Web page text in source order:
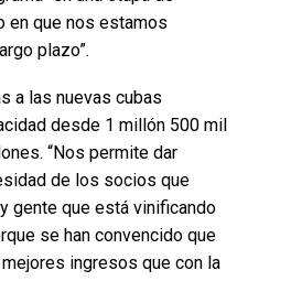
en que nos estamos
plazo”.
a las nuevas cubas
desde 1 millón 500 mil
“Nos permite dar
de los socios que
gente que está vinificando
se han convencido que
ingresos que con la